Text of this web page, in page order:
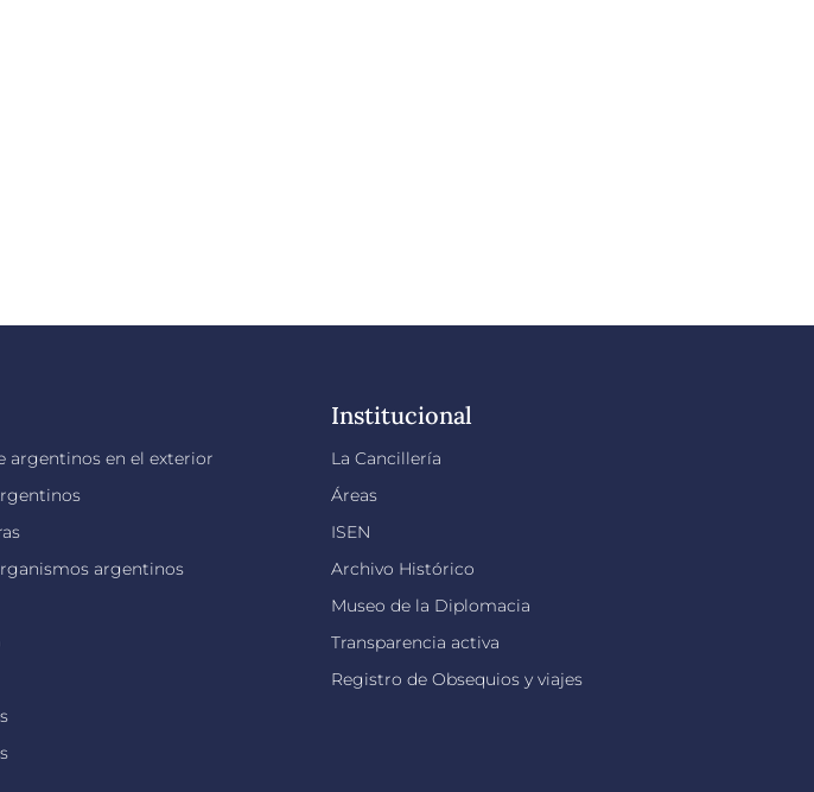
argentinos en el exterior
argentinos
Institucional
La Cancillería
Áreas
ISEN
Archivo Histórico
Museo de la Diplomacia
Transparencia activa
Registro de Obsequios y viajes